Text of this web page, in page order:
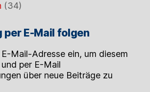
(34)
per E-Mail folgen
E-Mail-Adresse ein, um diesem
per E-Mail
über neue Beiträge zu